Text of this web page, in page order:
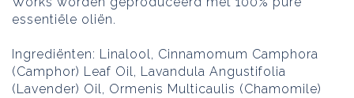
essentiële oliën.
Ingrediënten: Linalool, Cinnamomum Camphora
(Camphor) Leaf Oil, Lavandula Angustifolia
(Lavender) Oil, Ormenis Multicaulis (Chamomile)